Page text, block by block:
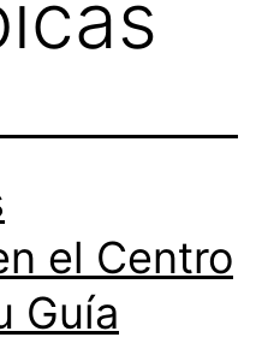
el Centro
Guía